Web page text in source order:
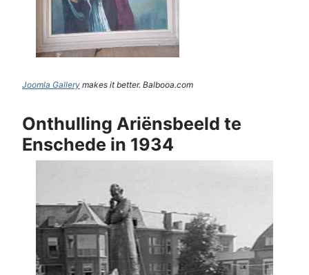
Joomla Gallery makes it better. Balbooa.com
Onthulling Ariënsbeeld te
Enschede in 1934